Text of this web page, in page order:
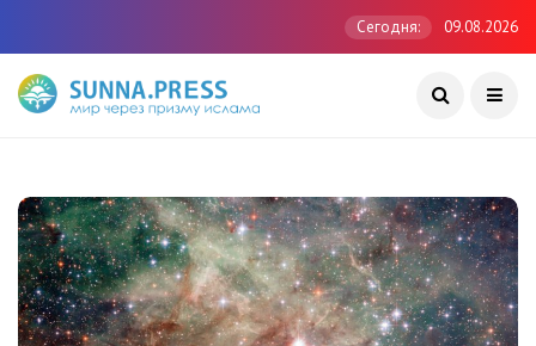
Сегодня: 09.08.2026